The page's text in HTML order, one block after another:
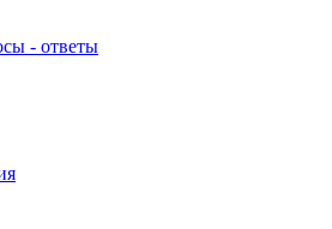
- ответы